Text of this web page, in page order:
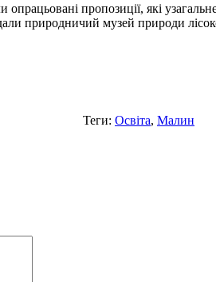
пропозиції, які
природничий музей природи
Теги: Освіта, Малин